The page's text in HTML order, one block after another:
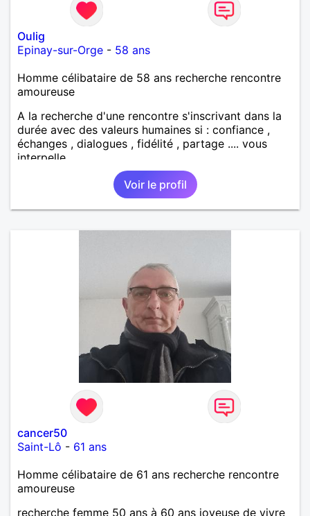
Oulig
Epinay-sur-Orge - 58 ans
Homme célibataire de 58 ans recherche rencontre
amoureuse
A la recherche d'une rencontre s'inscrivant dans la
durée avec des valeurs humaines si : confiance ,
échanges , dialogues , fidélité , partage .... vous
interpelle
Voir le profil
cancer50
Saint-Lô - 61 ans
Homme célibataire de 61 ans recherche rencontre
amoureuse
recherche femme 50 ans à 60 ans joyeuse de vivre